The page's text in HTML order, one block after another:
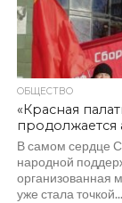
ОБЩЕСТВО
«Красная
продолжается
В самом сердце
народной
организованная
уже стала точкой...